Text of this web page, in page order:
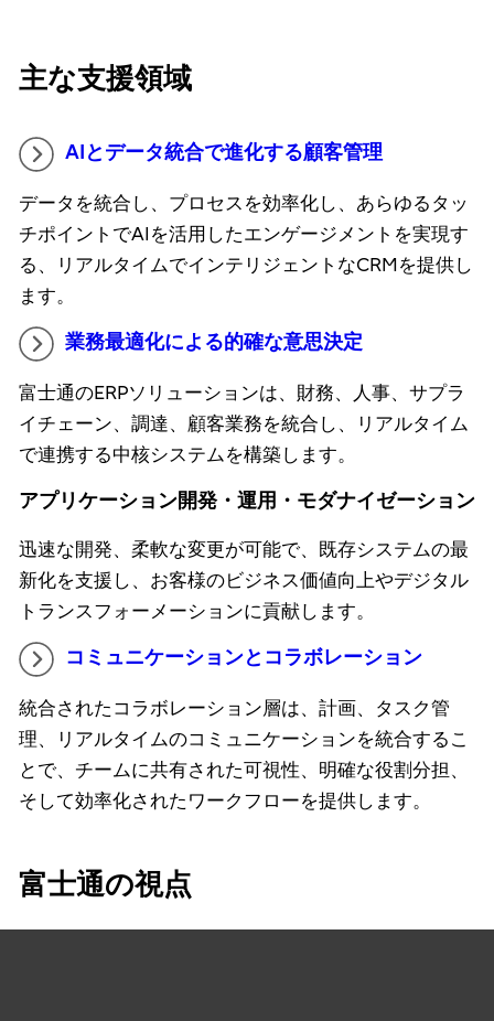
主な支援領域
AIとデータ統合で進化する顧客管理
データを統合し、プロセスを効率化し、あらゆるタッ
チポイントでAIを活用したエンゲージメントを実現す
る、リアルタイムでインテリジェントなCRMを提供し
ます。
業務最適化による的確な意思決定
富士通のERPソリューションは、財務、人事、サプラ
イチェーン、調達、顧客業務を統合し、リアルタイム
で連携する中核システムを構築します。
アプリケーション開発・運用・モダナイゼーション
迅速な開発、柔軟な変更が可能で、既存システムの最
新化を支援し、お客様のビジネス価値向上やデジタル
トランスフォーメーションに貢献します。
コミュニケーションとコラボレーション
統合されたコラボレーション層は、計画、タスク管
理、リアルタイムのコミュニケーションを統合するこ
とで、チームに共有された可視性、明確な役割分担、
そして効率化されたワークフローを提供します。
富士通の視点